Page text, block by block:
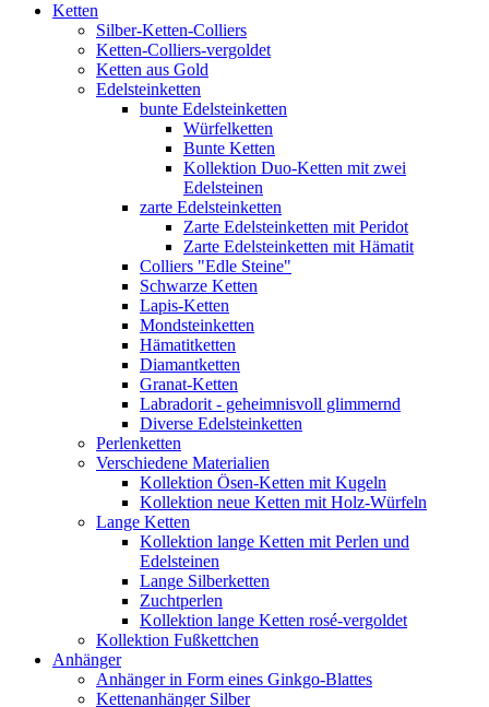
Ketten
Silber-Ketten-Colliers
Ketten-Colliers-vergoldet
Ketten aus Gold
Edelsteinketten
bunte Edelsteinketten
Würfelketten
Bunte Ketten
Kollektion Duo-Ketten mit zwei
Edelsteinen
zarte Edelsteinketten
Zarte Edelsteinketten mit Peridot
Zarte Edelsteinketten mit Hämatit
Colliers "Edle Steine"
Schwarze Ketten
Lapis-Ketten
Mondsteinketten
Hämatitketten
Diamantketten
Granat-Ketten
Labradorit - geheimnisvoll glimmernd
Diverse Edelsteinketten
Perlenketten
Verschiedene Materialien
Kollektion Ösen-Ketten mit Kugeln
Kollektion neue Ketten mit Holz-Würfeln
Lange Ketten
Kollektion lange Ketten mit Perlen und
Edelsteinen
Lange Silberketten
Zuchtperlen
Kollektion lange Ketten rosé-vergoldet
Kollektion Fußkettchen
Anhänger
Anhänger in Form eines Ginkgo-Blattes
Kettenanhänger Silber